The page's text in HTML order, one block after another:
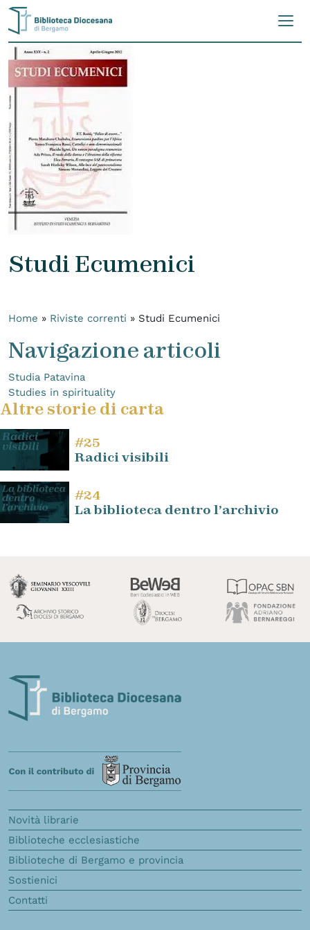
Skip to content
Studi Ecumenici
Home » Riviste correnti » Studi Ecumenici
Navigazione articoli
Studia Patavina
Studies in spirituality
Altre storie di carta
#25
Radici visibili
#24
La biblioteca dentro l’archivio
Novità librarie
Biblioteche ecclesiastiche
Biblioteche di Bergamo e provincia
Sostienici
Contatti